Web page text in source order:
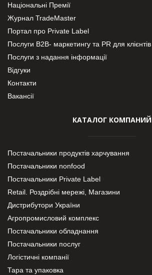
Національні Премії
Журнал TradeMaster
Портал про Private Label
Послуги В2В- маркетингу та PR для клієнтів
Послуги з надання інформації
Відгуки
Контакти
Вакансії
КАТАЛОГ КОМПАНИЙ
Постачальники продуктів харчування
Постачальники nonfood
Постачальники Private Label
Retail. Роздрібні мережі, Магазини
Дистрибутори України
Агропромисловий комплекс
Постачальники обладнання
Постачальники послуг
Логістичні компанії
Тара та упаковка